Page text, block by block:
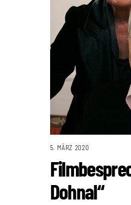
5. MÄRZ 2020
Dohnal“